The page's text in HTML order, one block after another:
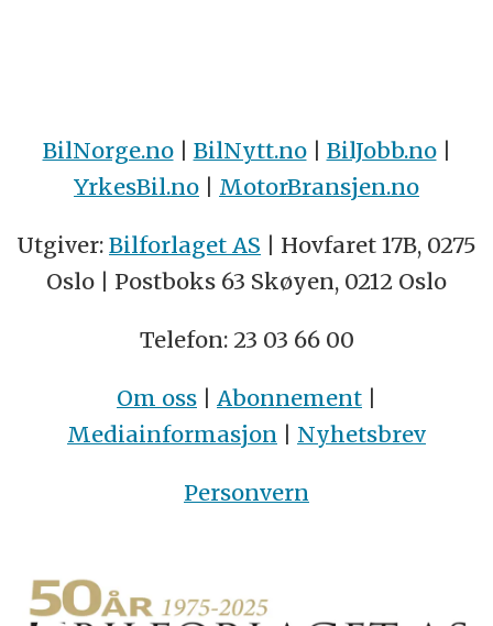
BilNorge.no| BilNytt.no| BilJobb.no|
YrkesBil.no
MotorBransjen.no
Utgiver: Bilforlaget AS | Hovfaret 17B, 0275
Oslo | Postboks 63 Skøyen, 0212 Oslo
Telefon: 23 03 66 00
Om oss | Abonnement |
Mediainformasjon | Nyhetsbrev
Personvern